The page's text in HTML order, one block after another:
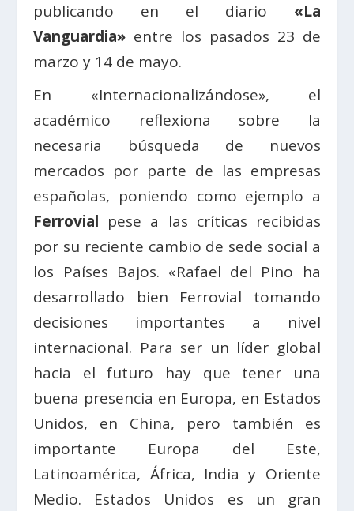
publicando en el diario «La
Vanguardia» entre los pasados 23 de
marzo y 14 de mayo.
En «Internacionalizándose», el
académico reflexiona sobre la
necesaria búsqueda de nuevos
mercados por parte de las empresas
españolas, poniendo como ejemplo a
Ferrovial pese a las críticas recibidas
por su reciente cambio de sede social a
los Países Bajos. «Rafael del Pino ha
desarrollado bien Ferrovial tomando
decisiones importantes a nivel
internacional. Para ser un líder global
hacia el futuro hay que tener una
buena presencia en Europa, en Estados
Unidos, en China, pero también es
importante Europa del Este,
Latinoamérica, África, India y Oriente
Medio. Estados Unidos es un gran